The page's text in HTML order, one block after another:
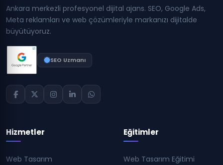
Ankara merkezli profesyonel dijital ajans. SEO, Google Ads,
Meta reklamları ve web çözümleriyle markanızı dijitalde
büyütüyoruz.
SEO Uzmanı
Hizmetler
Web Tasarım
Eğitimler
Web Tasarım Eğitimi